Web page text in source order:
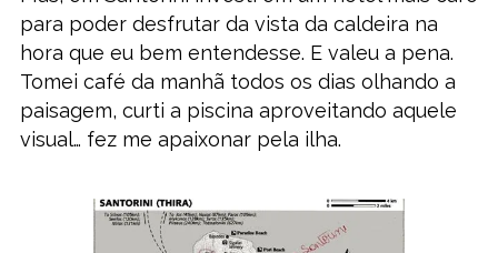
para poder desfrutar da vista da caldeira na
hora que eu bem entendesse. E valeu a pena.
Tomei café da manhã todos os dias olhando a
paisagem, curti a piscina aproveitando aquele
visual… fez me apaixonar pela ilha.